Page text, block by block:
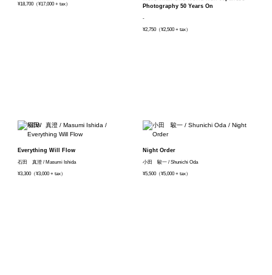
¥18,700（¥17,000 + tax）
Photography 50 Years On
-
¥2,750（¥2,500 + tax）
Everything Will Flow
石田 真澄 / Masumi Ishida
¥3,300（¥3,000 + tax）
Night Order
小田 駿一 / Shunichi Oda
¥5,500（¥5,000 + tax）